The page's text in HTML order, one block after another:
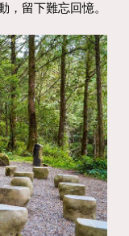
，留下難忘回憶。